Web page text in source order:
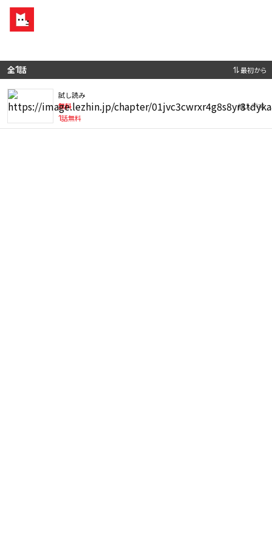
全1話 最初から
試し読み
無料
1話無料
購入不可